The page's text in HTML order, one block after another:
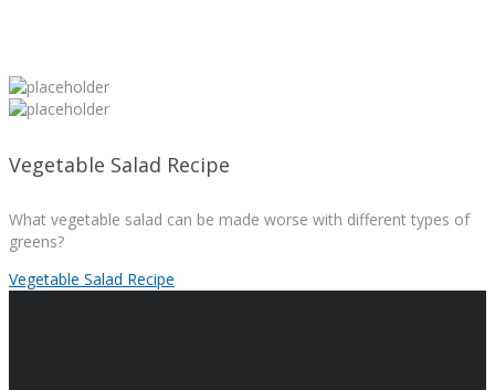
Vegetable Salad Recipe
What vegetable salad can be made worse with different types of
greens?
Vegetable Salad Recipe